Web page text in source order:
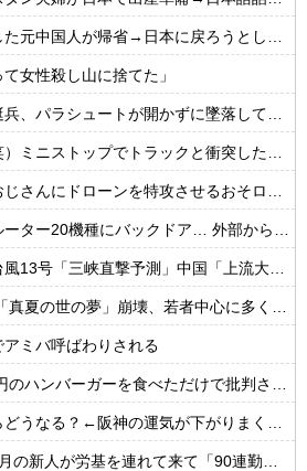
元中国人が帰省→日本に戻ろうとしたら…
女性殺し山に捨てた」
パラシュートが開かずに墜落してしまう。
トップでトラックと衝突したドラレコが（ノ∇`）
んにドローンを特攻させるおそロシア。
機種にバックドア… 外部から完全制御のおそれ
（三峡上流」中国都市「8/5の映像（動画」三峡ダム「緊急放流（決壊危機」中国「下流大水害（震え声」→
」崩壊、若者中心に多くの人が「人生オワタ」―中国メディア
ミバ呼ばわりされる
ハンバーガーを食べただけで批判される
なる？←阪神の運気が下がりまくるやろな
「90連勤させられました」「労働基準法違反です」→俺「彼は30連休中ですが?」